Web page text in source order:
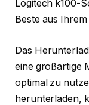
Logitech k100-
Beste aus
Das
eine großartige
optimal zu
herunterladen,